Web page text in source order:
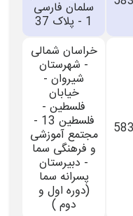
سلمان فارسی
1 - پلاک 37
خراسان شمالی
- شهرستان
شیروان -
خیابان
فلسطین -
فلسطین 13 -
مجتمع آموزشی
و فرهنگی سما
- دبیرستان
پسرانه سما
(دوره اول و
دوم )